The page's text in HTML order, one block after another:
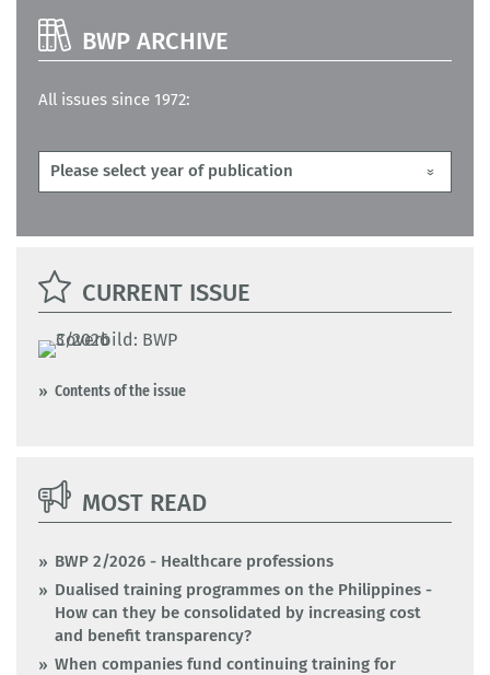
BWP ARCHIVE
All issues since 1972:
CURRENT ISSUE
Contents of the issue
MOST READ
BWP 2/2026 - Healthcare professions
Dualised training programmes on the Philippines -
How can they be consolidated by increasing cost
and benefit transparency?
When companies fund continuing training for